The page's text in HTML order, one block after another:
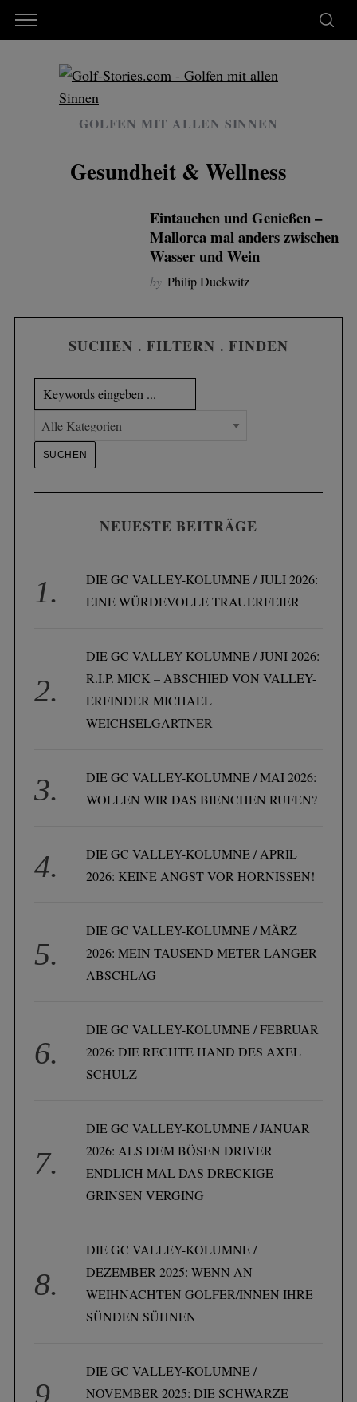
GOLFEN MIT ALLEN SINNEN
Gesundheit & Wellness
Eintauchen und Genießen –
Mallorca mal anders zwischen
Wasser und Wein
by Philip Duckwitz
SUCHEN . FILTERN . FINDEN
NEUESTE BEITRÄGE
DIE GC VALLEY-KOLUMNE / JULI 2026:
EINE WÜRDEVOLLE TRAUERFEIER
DIE GC VALLEY-KOLUMNE / JUNI 2026:
R.I.P. MICK – ABSCHIED VON VALLEY-
ERFINDER MICHAEL
WEICHSELGARTNER
DIE GC VALLEY-KOLUMNE / MAI 2026:
WOLLEN WIR DAS BIENCHEN RUFEN?
DIE GC VALLEY-KOLUMNE / APRIL
2026: KEINE ANGST VOR HORNISSEN!
DIE GC VALLEY-KOLUMNE / MÄRZ
2026: MEIN TAUSEND METER LANGER
ABSCHLAG
DIE GC VALLEY-KOLUMNE / FEBRUAR
2026: DIE RECHTE HAND DES AXEL
SCHULZ
DIE GC VALLEY-KOLUMNE / JANUAR
2026: ALS DEM BÖSEN DRIVER
ENDLICH MAL DAS DRECKIGE
GRINSEN VERGING
DIE GC VALLEY-KOLUMNE /
DEZEMBER 2025: WENN AN
WEIHNACHTEN GOLFER/INNEN IHRE
SÜNDEN SÜHNEN
DIE GC VALLEY-KOLUMNE /
NOVEMBER 2025: DIE SCHWARZE